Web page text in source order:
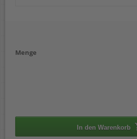
Menge
In den Warenkorb